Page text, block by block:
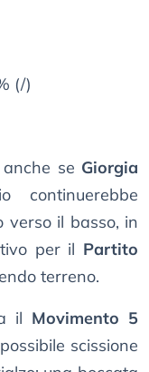
(/)
anche se Giorgia
continuerebbe
verso il basso, in
per il Partito
terreno.
il Movimento 5
scissione